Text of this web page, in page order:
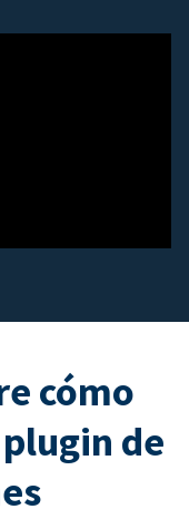
cómo
de